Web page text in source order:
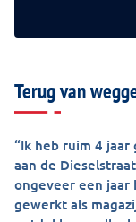
Terug van
“Ik heb ruim 4
aan de
ongeveer een jaar
gewerkt als